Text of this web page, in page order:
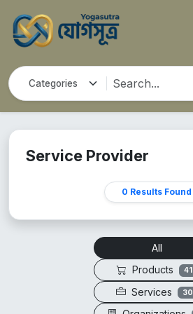
Service Provider
0 Results Found
All
Products
41
Services 30